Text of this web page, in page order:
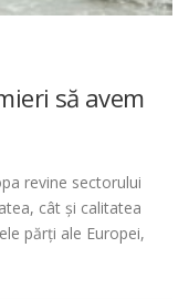
să avem
revine sectorului
cât şi calitatea
părţi ale Europei,